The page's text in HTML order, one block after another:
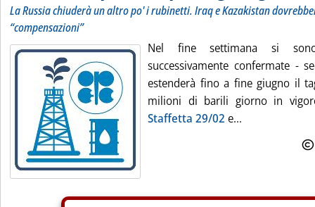
La Russia chiuderà un altro po' i rubinetti. Iraq e Kazakistan
“compensazioni”
Nel fine settimana si
successivamente confermate -
estenderà fino a fine giugno il
milioni di barili giorno in
Staffetta 29/02 e...